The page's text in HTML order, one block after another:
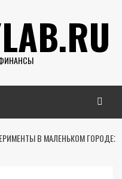
В МАЛЕНЬКОМ ГОРОДЕ⁚